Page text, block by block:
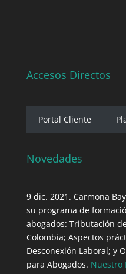
Accesos Directos
Portal Cliente
Novedades
9 dic. 2021. Carmona
su programa de
abogados: Tributación
Colombia; Aspectos
Desconexión Laboral; y
para Abogados. Nuestro